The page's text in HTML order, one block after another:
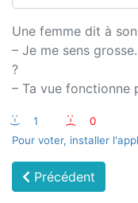
Une femme dit à
– Je me sens
?
– Ta vue fonctionne
:-) 1 :-(
0
Pour voter, installer
Précédent